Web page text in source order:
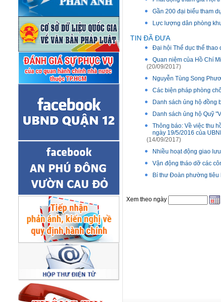
Gần 200 đại biểu tham
Lực lượng dân phòng
TIN ĐÃ ĐƯA
Đại hội Thể dục thể thao
Quan niệm của Hồ Chí
(20/09/2017)
Nguyễn Tùng Song
Các biện pháp phòng
Danh sách ủng hộ đồng
Danh sách ủng hộ Quỹ
Thông báo: Về việc thu
ngày 19/5/2016 của
(14/09/2017)
Nhiều hoạt động giao
Vận động tháo dỡ các
Bí thư Đoàn phường tiêu
Xem theo ngày